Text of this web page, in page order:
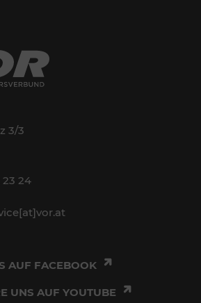
3/3
23 24
AUF FACEBOOK
UNS AUF YOUTUBE